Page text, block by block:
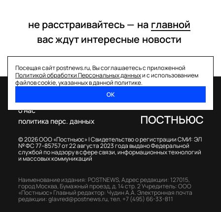
не расстраивайтесь — на главной
вас ждут интересные новости
Посещая сайт postnews.ru, Вы соглашаетесь с приложенной
Политикой обработки Персональных данныхи с использованием
файлов cookie, указанных в данной политике.
ОК
© 2026 ООО «Постньюс» |Свидетельство о регистрации СМИ: ЭЛ
№ ФС 77–85757 от 22 августа 2023 года выдано Федеральной
службой по надзору в сфере связи, информационных технологий
и массовых коммуникаций
о нас
политика перс. данных
Наименование издания: POSTNEWS,Адрес редакции: 127015,
город Москва, Бумажный проезд, д. 14 стр. 2Учредитель: ООО
«Постньюс» Главный редактор: Чудин А.А.Электронная почта
редакции:glavred@postnews.ru,тел. +7 (495) 66-33-811